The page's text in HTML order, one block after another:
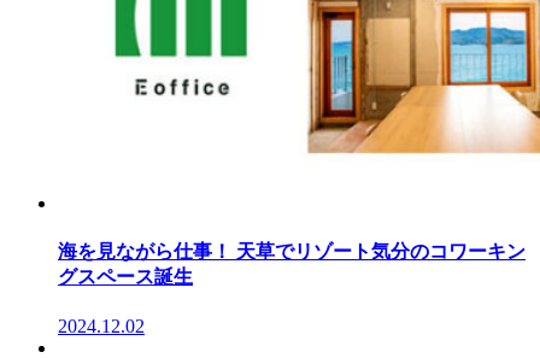
海を見ながら仕事！ 天草でリゾート気分のコワーキン
グスペース誕生
2024.12.02